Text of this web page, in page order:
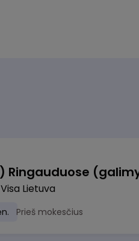
Visa Lietuva
Prieš mokesčius